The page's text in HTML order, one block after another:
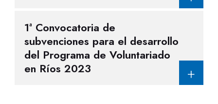
1ª Convocatoria de
subvenciones para el desarrollo
del Programa de Voluntariado
en Ríos 2023